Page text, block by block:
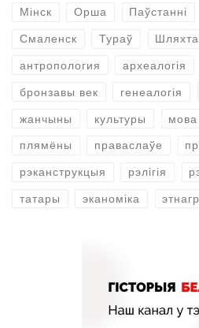
Мінск Орша Паўстанні
Смаленск Тураў Шляхта
антропология археалогія
бронзавы век генеалогія
жанчыны культуры мова
плямёны праваслаўе
рэканструкцыя рэлігія
татары эканоміка